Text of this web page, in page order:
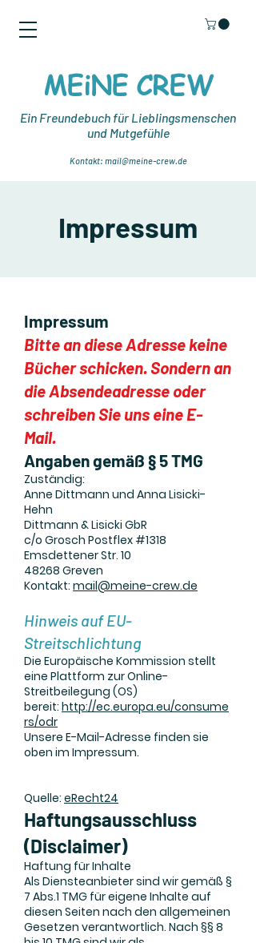
Ein Freundebuch für Lieblingsmenschen
und Mutgefühle
Kontakt: mail@meine-crew.de
MEiNE CREW
Impressum
Impressum
Bitte an diese Adresse keine
Bücher schicken. Sondern an
die Absendeadresse oder
schreiben Sie uns eine E-
Mail.
Angaben gemäß § 5 TMG
Zuständig:
Anne Dittmann und Anna Lisicki-
Hehn
Dittmann & Lisicki GbR
c/o Grosch Postflex #1318
Emsdettener Str. 10
48268 Greven
Kontakt: mail@meine-crew.de
Hinweis auf EU-
Streitschlichtung
Die Europäische Kommission stellt
eine Plattform zur Online-
Streitbeilegung (OS)
bereit: http://ec.europa.eu/consume
rs/odr
Unsere E-Mail-Adresse finden sie
oben im Impressum.
Quelle: eRecht24
Haftungsausschluss
(Disclaimer)
Haftung für Inhalte
Als Diensteanbieter sind wir gemäß §
7 Abs.1 TMG für eigene Inhalte auf
diesen Seiten nach den allgemeinen
Gesetzen verantwortlich. Nach §§ 8